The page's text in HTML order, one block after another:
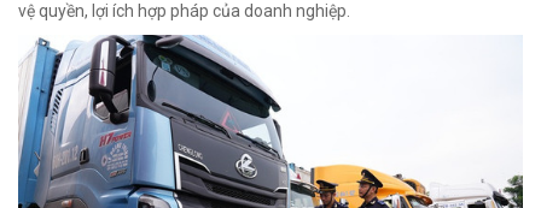
vệ quyền, lợi ích hợp pháp của doanh nghiệp.